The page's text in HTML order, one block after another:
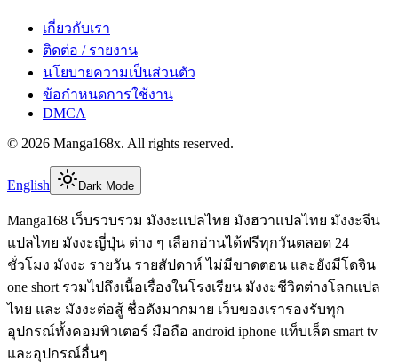
เกี่ยวกับเรา
ติดต่อ / รายงาน
นโยบายความเป็นส่วนตัว
ข้อกำหนดการใช้งาน
DMCA
© 2026 Manga168x. All rights reserved.
English Dark Mode
Manga168 เว็บรวบรวม มังงะแปลไทย มังฮวาแปลไทย มังงะจีน
แปลไทย มังงะญี่ปุ่น ต่าง ๆ เลือกอ่านได้ฟรีทุกวันตลอด 24
ชั่วโมง มังงะ รายวัน รายสัปดาห์ ไม่มีขาดตอน และยังมีโดจิน
one short รวมไปถึงเนื้อเรื่องในโรงเรียน มังงะชีวิตต่างโลกแปล
ไทย และ มังงะต่อสู้ ชื่อดังมากมาย เว็บของเรารองรับทุก
อุปกรณ์ทั้งคอมพิวเตอร์ มือถือ android iphone แท็บเล็ต smart tv
และอุปกรณ์อื่นๆ